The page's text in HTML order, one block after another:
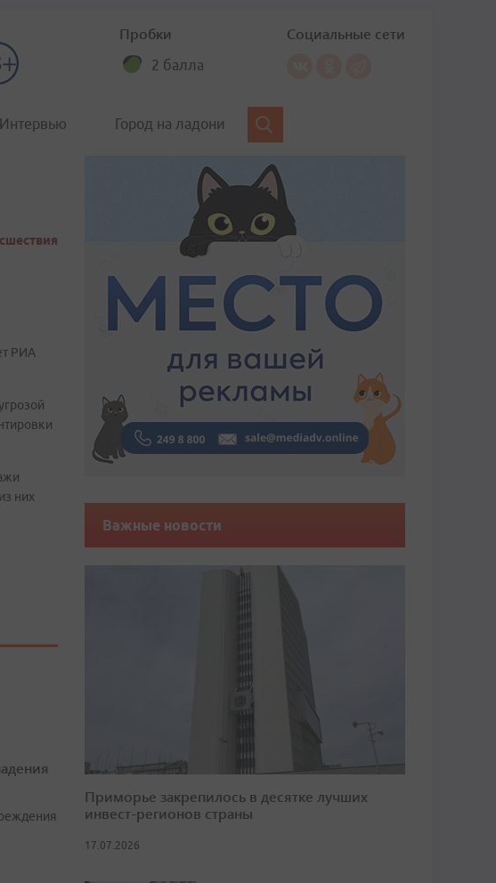
Пробки
2 балла
Социальные сети
Интервью Город на ладони
РИА
них
Важные новости
Приморье закрепилось в десятке лучших
инвест-регионов страны
17.07.2026